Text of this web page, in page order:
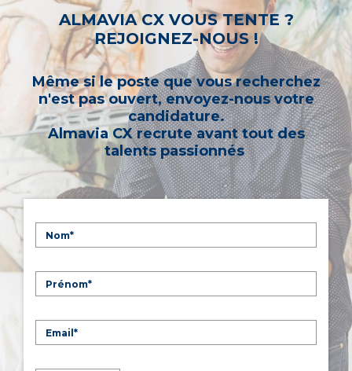
d’autres mots-clés ou à sélectionner un « métier ».
ALMAVIA CX VOUS TENTE ?
REJOIGNEZ-NOUS !
Même si le poste que vous recherchez
n'est pas ouvert, envoyez-nous votre
candidature.
Almavia CX recrute avant tout des
talents passionnés